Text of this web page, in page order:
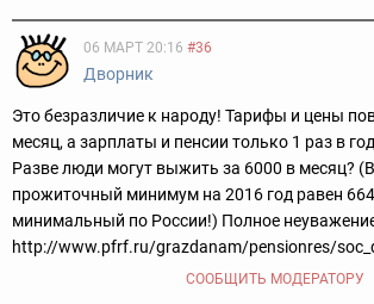
06 МАРТ 20:16 #36
Двoрник
Это безразличие к народу! Тарифы и цены
месяц, а зарплаты и пенсии только 1 раз в
Разве люди могут выжить за 6000 в месяц?
прожиточный минимум на 2016 год равен
минимальный по России!) Полное
http://www.pfrf.ru/grazdanam/pensionres/
СООБЩИТЬ МОДЕРАТОРУ